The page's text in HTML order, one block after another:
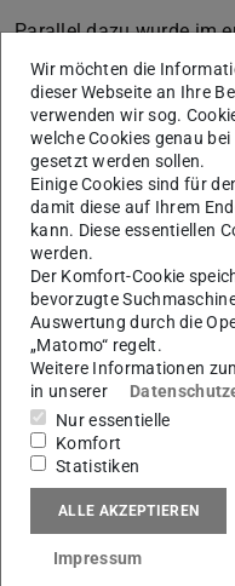
Parallel dazu wurde im
Datengrundlage an
aufgebaut. Bei Evonik
und Saint-Gobain
führte
relevante Messstellen.
und
bestehende
notwendig, damit die
Bedingungen an den
können.
”
Wir möchten die
dieser Webseite an Ihre
verwenden wir sog.
welche Cookies genau
gesetzt werden sollen.
Einige Cookies sind für
damit diese auf Ihrem
kann. Diese essentiellen
werden.
Der Komfort-Cookie
bevorzugte
Auswertung durch die
„Matomo“ regelt.
Weitere Informationen
in unserer
Nur essentielle
Komfort
Statistiken
ALLE AKZEPTIEREN
Impressum